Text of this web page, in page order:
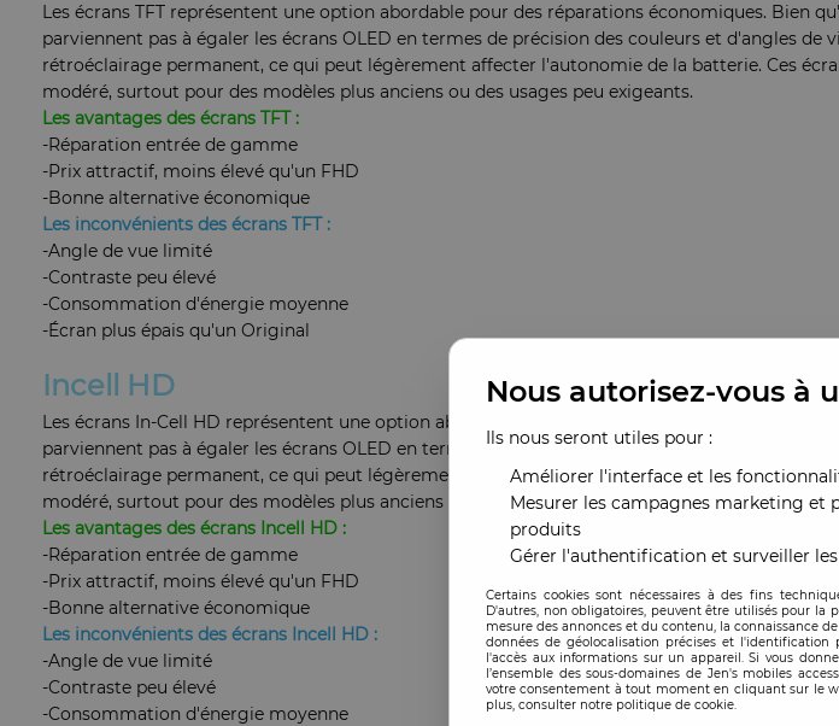
Les écrans TFT représentent une option abordable pour des réparations économiques.
parviennent pas à égaler les écrans OLED en termes de précision des couleurs et d'angles
rétroéclairage permanent, ce qui peut légèrement affecter l'autonomie de la batterie. Ces
modéré, surtout pour des modèles plus anciens ou des usages peu exigeants.
Les avantages des écrans TFT :
-Réparation entrée de gamme
-Prix attractif, moins élevé qu'un FHD
-Bonne alternative économique
Les inconvénients des écrans TFT :
-Angle de vue limité
-Contraste peu élevé
-Consommation d'énergie moyenne
-Écran plus épais qu'un Original
Incell HD
Les écrans In-Cell HD représentent une option abordable pour des réparations
parviennent pas à égaler les écrans OLED en termes de précision des couleurs et d'angles
rétroéclairage permanent, ce qui peut légèrement affecter l'autonomie de la batterie. Ces
modéré, surtout pour des modèles plus anciens ou des usages peu exigeants.
Les avantages des écrans Incell HD :
-Réparation entrée de gamme
-Prix attractif, moins élevé qu'un FHD
-Bonne alternative économique
Les inconvénients des écrans Incell HD :
-Angle de vue limité
-Contraste peu élevé
-Consommation d'énergie moyenne
Nous autorisez-vous à
Ils nous seront utiles pour :
Améliorer l'interface et les
Mesurer les campagnes marketing et
produits
Gérer l'authentification et surveiller
Certains cookies sont nécessaires à des fins
D'autres, non obligatoires, peuvent être utilisés pour la
mesure des annonces et du contenu, la connaissance
données de géolocalisation précises et l'identification
l'accès aux informations sur un appareil. Si vous
l’ensemble des sous-domaines de Jen's mobiles
votre consentement à tout moment en cliquant sur le
plus, consulter notre politique de cookie.